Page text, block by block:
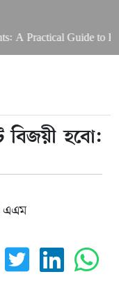
Practical Guide to
হবো:
এএম